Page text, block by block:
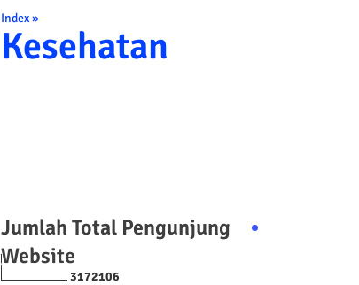
Index »
Kesehatan
Jumlah Total Pengunjung
Website
3172106